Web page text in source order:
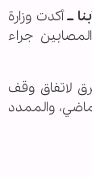
ــأكدت وزارة
جراء
لاتفاق وقف
أبريل الماضي، والممدد